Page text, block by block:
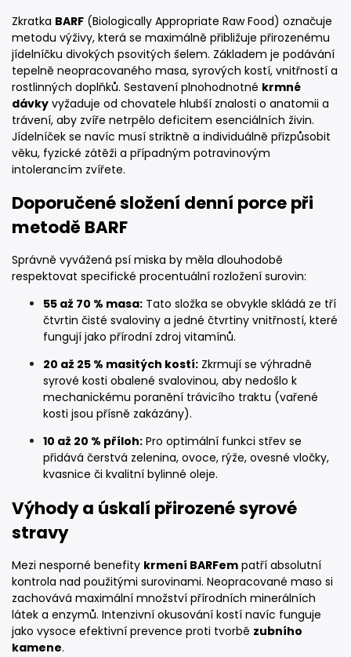
Zkratka BARF (Biologically Appropriate Raw Food) označuje
metodu výživy, která se maximálně přibližuje přirozenému
jídelníčku divokých psovitých šelem. Základem je podávání
tepelně neopracovaného masa, syrových kostí, vnitřností a
rostlinných doplňků. Sestavení plnohodnotné krmné
dávky vyžaduje od chovatele hlubší znalosti o anatomii a
trávení, aby zvíře netrpělo deficitem esenciálních živin.
Jídelníček se navíc musí striktně a individuálně přizpůsobit
věku, fyzické zátěži a případným potravinovým
intolerancím zvířete.
Doporučené složení denní porce při
metodě BARF
Správně vyvážená psí miska by měla dlouhodobě
respektovat specifické procentuální rozložení surovin:
55 až 70 % masa: Tato složka se obvykle skládá ze tří
čtvrtin čisté svaloviny a jedné čtvrtiny vnitřností, které
fungují jako přírodní zdroj vitamínů.
20 až 25 % masitých kostí: Zkrmují se výhradně
syrové kosti obalené svalovinou, aby nedošlo k
mechanickému poranění trávicího traktu (vařené
kosti jsou přísně zakázány).
10 až 20 % příloh: Pro optimální funkci střev se
přidává čerstvá zelenina, ovoce, rýže, ovesné vločky,
kvasnice či kvalitní bylinné oleje.
Výhody a úskalí přirozené syrové
stravy
Mezi nesporné benefity krmení BARFem patří absolutní
kontrola nad použitými surovinami. Neopracované maso si
zachovává maximální množství přírodních minerálních
látek a enzymů. Intenzivní okusování kostí navíc funguje
jako vysoce efektivní prevence proti tvorbě zubního
kamene.